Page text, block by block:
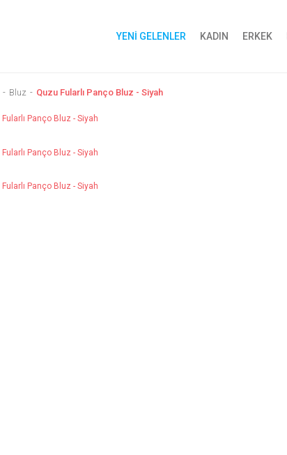
YENİ GELENLER KADIN ERKEK
Bluz Quzu Fularlı Panço Bluz - Siyah